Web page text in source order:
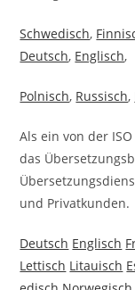
Schwedisch,
Deutsch, Englisch,
Polnisch, Russisch,
Als ein von der
das
und Privatkunden.
Deutsch Englisch
Lettisch Litauisch